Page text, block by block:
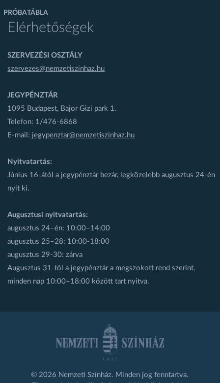
PRÓBATÁBLA
Elérhetőségek
SZERVEZÉSI OSZTÁLY
szervezes@nemzetiszinhaz.hu
JEGYPÉNZTÁR
1095 Budapest, Bajor Gizi park 1.
Telefon: 1/476-6868
E-mail: jegypenztar@nemzetiszinhaz.hu
Nyitvatartás:
Június 16-ától a jegypénztár bezár, legközelebb augusztus 24-én
nyit ki.
Augusztusi nyitvatartás:
augusztus 24–én: 10:00–14:00
augusztus 25–28: 10:00-18:00
augusztus 29-30: zárva
Augusztus 31-től a jegypénztár a megszokott rend szerint,
minden nap 10:00–18:00 között tart nyitva.
© 2026 Nemzeti Színház. Minden jog fenntartva.